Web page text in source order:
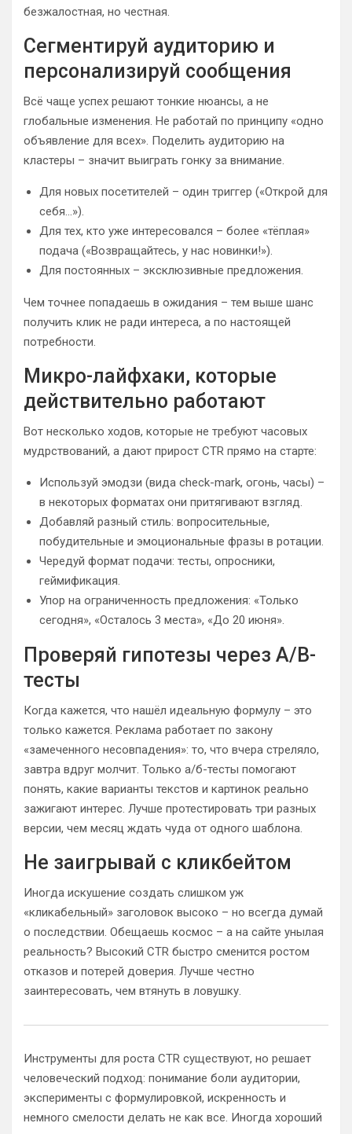
безжалостная, но честная.
Сегментируй аудиторию и
персонализируй сообщения
Всё чаще успех решают тонкие нюансы, а не
глобальные изменения. Не работай по принципу «одно
объявление для всех». Поделить аудиторию на
кластеры – значит выиграть гонку за внимание.
Для новых посетителей – один триггер («Открой для
себя…»).
Для тех, кто уже интересовался – более «тёплая»
подача («Возвращайтесь, у нас новинки!»).
Для постоянных – эксклюзивные предложения.
Чем точнее попадаешь в ожидания – тем выше шанс
получить клик не ради интереса, а по настоящей
потребности.
Микро-лайфхаки, которые
действительно работают
Вот несколько ходов, которые не требуют часовых
мудрствований, а дают прирост CTR прямо на старте:
Используй эмодзи (вида check-mark, огонь, часы) –
в некоторых форматах они притягивают взгляд.
Добавляй разный стиль: вопросительные,
побудительные и эмоциональные фразы в ротации.
Чередуй формат подачи: тесты, опросники,
геймификация.
Упор на ограниченность предложения: «Только
сегодня», «Осталось 3 места», «До 20 июня».
Проверяй гипотезы через A/B-
тесты
Когда кажется, что нашёл идеальную формулу – это
только кажется. Реклама работает по закону
«замеченного несовпадения»: то, что вчера стреляло,
завтра вдруг молчит. Только а/б-тесты помогают
понять, какие варианты текстов и картинок реально
зажигают интерес. Лучше протестировать три разных
версии, чем месяц ждать чуда от одного шаблона.
Не заигрывай с кликбейтом
Иногда искушение создать слишком уж
«кликабельный» заголовок высоко – но всегда думай
о последствии. Обещаешь космос – а на сайте унылая
реальность? Высокий CTR быстро сменится ростом
отказов и потерей доверия. Лучше честно
заинтересовать, чем втянуть в ловушку.
Инструменты для роста CTR существуют, но решает
человеческий подход: понимание боли аудитории,
эксперименты с формулировкой, искренность и
немного смелости делать не как все. Иногда хороший